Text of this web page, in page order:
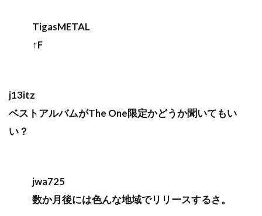
TigasMETAL
↑F
j13itz
ベストアルバムがThe One限定かどうか聞いてもい
い？
jwa725
数か月後には色んな地域でリリースするさ。